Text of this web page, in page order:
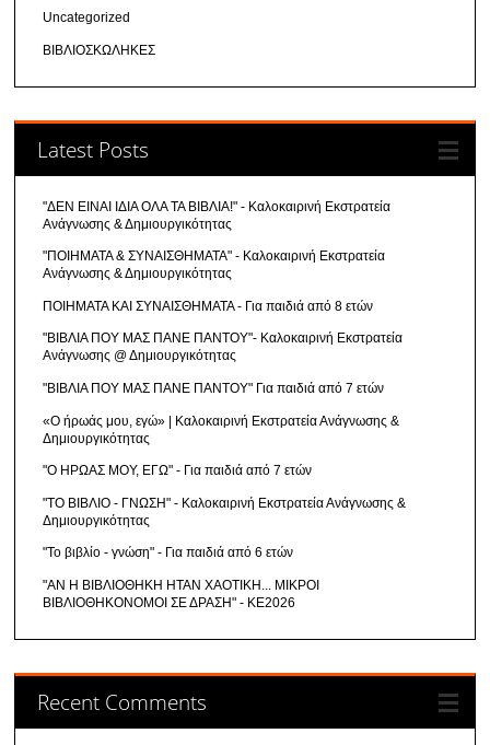
Uncategorized
ΒΙΒΛΙΟΣΚΩΛΗΚΕΣ
Latest Posts
"ΔΕΝ ΕΙΝΑΙ ΙΔΙΑ ΟΛΑ ΤΑ ΒΙΒΛΙΑ!" - Καλοκαιρινή Εκστρατεία
Ανάγνωσης & Δημιουργικότητας
"ΠΟΙΗΜΑΤΑ & ΣΥΝΑΙΣΘΗΜΑΤΑ" - Καλοκαιρινή Εκστρατεία
Ανάγνωσης & Δημιουργικότητας
ΠΟΙΗΜΑΤΑ ΚΑΙ ΣΥΝΑΙΣΘΗΜΑΤΑ - Για παιδιά από 8 ετών
"ΒΙΒΛΙΑ ΠΟΥ ΜΑΣ ΠΑΝΕ ΠΑΝΤΟΥ"- Καλοκαιρινή Εκστρατεία
Ανάγνωσης @ Δημιουργικότητας
"ΒΙΒΛΙΑ ΠΟΥ ΜΑΣ ΠΑΝΕ ΠΑΝΤΟΥ" Για παιδιά από 7 ετών
«Ο ήρωάς μου, εγώ» | Καλοκαιρινή Εκστρατεία Ανάγνωσης &
Δημιουργικότητας
"Ο ΗΡΩΑΣ ΜΟΥ, ΕΓΩ" - Για παιδιά από 7 ετών
"ΤΟ ΒΙΒΛΙΟ - ΓΝΩΣΗ" - Καλοκαιρινή Εκστρατεία Ανάγνωσης &
Δημιουργικότητας
"Το βιβλίο - γνώση" - Για παιδιά από 6 ετών
"ΑΝ Η ΒΙΒΛΙΟΘΗΚΗ ΗΤΑΝ ΧΑΟΤΙΚΗ... ΜΙΚΡΟΙ
ΒΙΒΛΙΟΘΗΚΟΝΟΜΟΙ ΣΕ ΔΡΑΣΗ" - ΚΕ2026
Recent Comments